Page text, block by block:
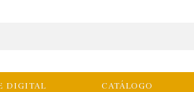
DIGITAL CATÁLOGO